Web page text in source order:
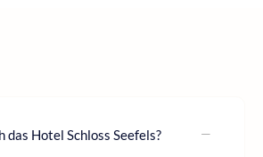
das Hotel Schloss Seefels?